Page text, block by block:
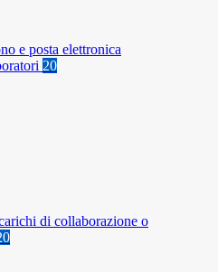
e posta elettronica
20
di collaborazione o